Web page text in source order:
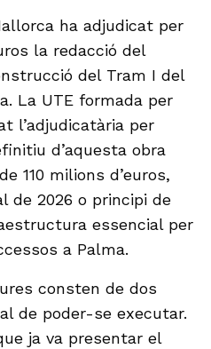
ha adjudicat per
la redacció del
del Tram I del
La UTE formada per
l’adjudicatària per
d’aquesta obra
110 milions d’euros,
de 2026 o principi de
essencial per
a Palma.
consten de dos
de poder-se executar.
ja va presentar el